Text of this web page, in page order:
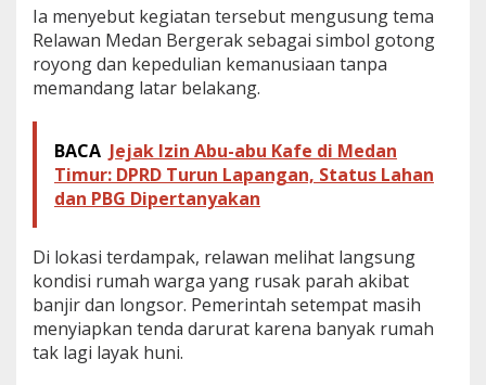
Ia menyebut kegiatan tersebut mengusung tema
Relawan Medan Bergerak sebagai simbol gotong
royong dan kepedulian kemanusiaan tanpa
memandang latar belakang.
BACA Jejak Izin Abu-abu Kafe di Medan
Timur: DPRD Turun Lapangan, Status Lahan
dan PBG Dipertanyakan
Di lokasi terdampak, relawan melihat langsung
kondisi rumah warga yang rusak parah akibat
banjir dan longsor. Pemerintah setempat masih
menyiapkan tenda darurat karena banyak rumah
tak lagi layak huni.